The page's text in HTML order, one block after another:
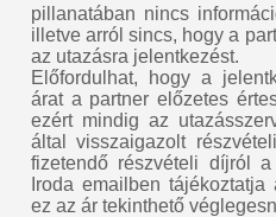
pillanatában nincs
illetve arról sincs, hogy a
az utazásra jelentkezést.
Előfordulhat, hogy a
árat a partner előzetes
ezért mindig az
által visszaigazolt
fizetendő részvételi díjról
Iroda emailben
ez az ár tekinthető